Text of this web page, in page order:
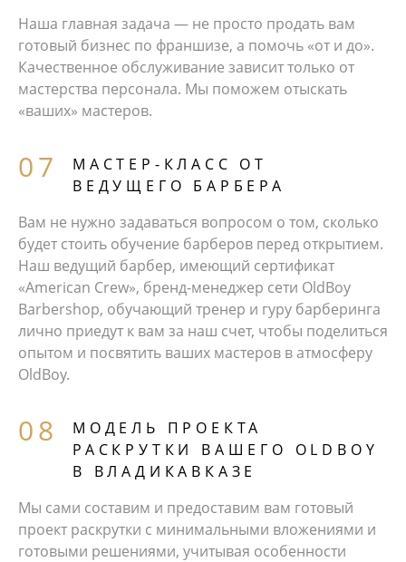
Наша главная задача — не просто продать вам
готовый бизнес по франшизе, а помочь «от и до».
Качественное обслуживание зависит только от
мастерства персонала. Мы поможем отыскать
«ваших» мастеров.
МАСТЕР-КЛАСС ОТ
ВЕДУЩЕГО БАРБЕРА
Вам не нужно задаваться вопросом о том, сколько
будет стоить обучение барберов перед открытием.
Наш ведущий барбер, имеющий сертификат
«American Crew», бренд-менеджер сети OldBoy
Barbershop, обучающий тренер и гуру барберинга
лично приедут к вам за наш счет, чтобы поделиться
опытом и посвятить ваших мастеров в атмосферу
OldBoy.
МОДЕЛЬ ПРОЕКТА
РАСКРУТКИ ВАШЕГО OLDBOY
В ВЛАДИКАВКАЗЕ
Мы сами составим и предоставим вам готовый
проект раскрутки с минимальными вложениями и
готовыми решениями, учитывая особенности